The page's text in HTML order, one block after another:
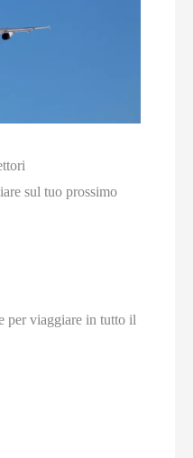
sul tuo prossimo
per viaggiare in tutto il